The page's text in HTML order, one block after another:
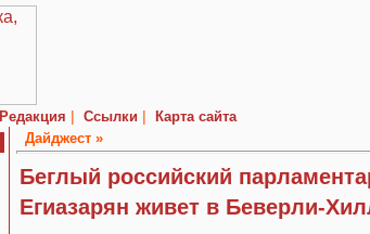
Редакция | Ссылки |
Карта сайта
Дайджест »
Беглый российский
Егиазарян живет в Беверли-